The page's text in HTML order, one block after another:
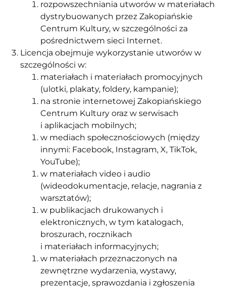
rozpowszechniania utworów w materiałach
dystrybuowanych przez Zakopiańskie
Centrum Kultury, w szczególności za
pośrednictwem sieci Internet.
Licencja obejmuje wykorzystanie utworów w
szczególności w:
materiałach i materiałach promocyjnych
(ulotki, plakaty, foldery, kampanie);
na stronie internetowej Zakopiańskiego
Centrum Kultury oraz w serwisach
i aplikacjach mobilnych;
w mediach społecznościowych (między
innymi: Facebook, Instagram, X, TikTok,
YouTube);
w materiałach video i audio
(wideodokumentacje, relacje, nagrania z
warsztatów);
w publikacjach drukowanych i
elektronicznych, w tym katalogach,
broszurach, rocznikach
i materiałach informacyjnych;
w materiałach przeznaczonych na
zewnętrzne wydarzenia, wystawy,
prezentacje, sprawozdania i zgłoszenia